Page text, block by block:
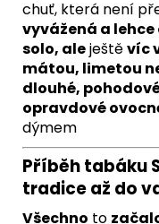
chuť, která není
vyvážená a
solo, aleještěvíc
mátou, limetou
dlouhé,
opravdové
dýmem
Příběh tabáku
tradice až do
Všechno to